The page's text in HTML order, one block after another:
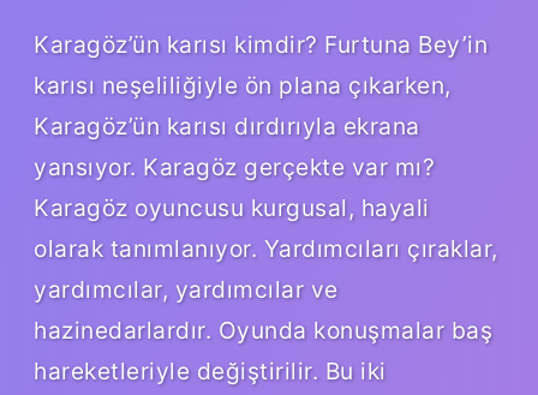
Karagöz’ün karısı kimdir? Furtuna Bey’in
karısı neşeliliğiyle ön plana çıkarken,
Karagöz’ün karısı dırdırıyla ekrana
yansıyor. Karagöz gerçekte var mı?
Karagöz oyuncusu kurgusal, hayali
olarak tanımlanıyor. Yardımcıları çıraklar,
yardımcılar, yardımcılar ve
hazinedarlardır. Oyunda konuşmalar baş
hareketleriyle değiştirilir. Bu iki